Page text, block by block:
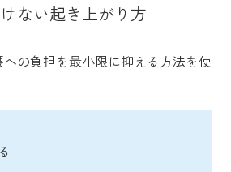
ない起き上がり方
の負担を最小限に抑える方法を使